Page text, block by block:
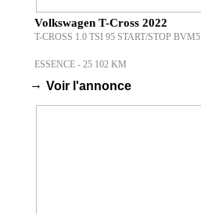
Volkswagen T-Cross 2022
T-CROSS 1.0 TSI 95 START/STOP BVM5
ESSENCE - 25 102 KM
→ Voir l'annonce